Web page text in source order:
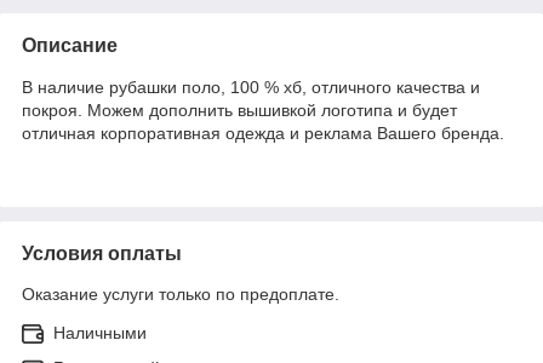
Описание
В наличие рубашки поло, 100 % хб, отличного качества и
покроя. Можем дополнить вышивкой логотипа и будет
отличная корпоративная одежда и реклама Вашего бренда.
Условия оплаты
Оказание услуги только по предоплате.
Наличными